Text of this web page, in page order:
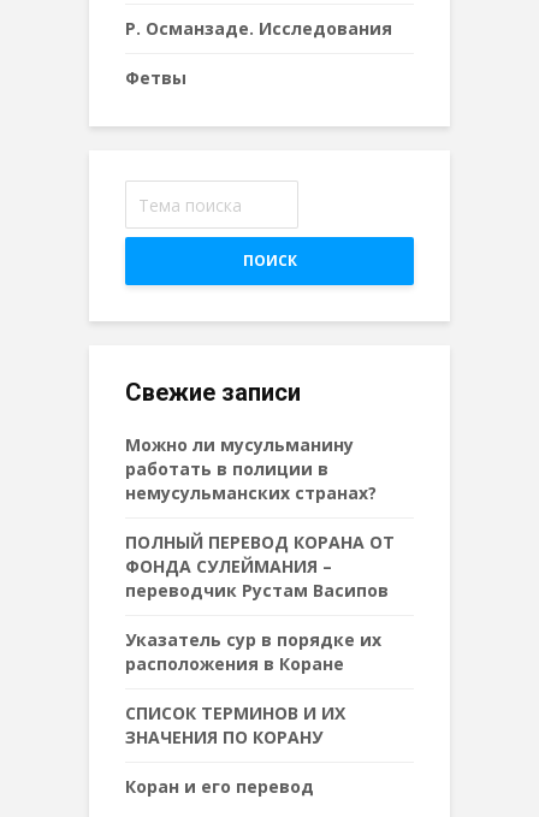
Р. Османзаде. Исследования
Фетвы
ПОИСК
Свежие записи
Можно ли мусульманину
работать в полиции в
немусульманских странах?
ПОЛНЫЙ ПЕРЕВОД КОРАНА ОТ
ФОНДА СУЛЕЙМАНИЯ –
переводчик Рустам Васипов
Указатель сур в порядке их
расположения в Коране
СПИСОК ТЕРМИНОВ И ИХ
ЗНАЧЕНИЯ ПО КОРАНУ
Коран и его перевод